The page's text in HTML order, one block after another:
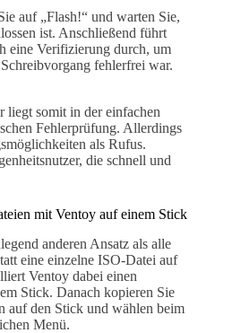
auf „Flash!“ und warten Sie,
ist. Anschließend führt
eine Verifizierung durch, um
fehlerfrei war.
liegt somit in der einfachen
Fehlerprüfung. Allerdings
als Rufus.
die schnell und
mit Ventoy auf einem Stick
anderen Ansatz als alle
eine einzelne ISO-Datei auf
Ventoy dabei einen
Stick. Danach kopieren Sie
auf den Stick und wählen beim
Menü.